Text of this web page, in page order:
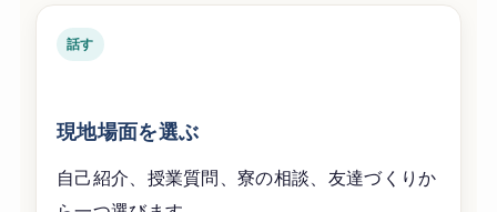
話す
現地場面を選ぶ
自己紹介、授業質問、寮の相談、友達づくりか